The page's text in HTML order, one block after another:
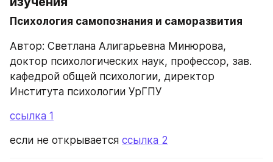
Психология самопознания и саморазвития
Автор: Светлана Алигарьевна Минюрова,
доктор психологических наук, профессор, зав.
кафедрой общей психологии, директор
Института психологии УрГПУ
ссылка 1
если не открывается ссылка 2